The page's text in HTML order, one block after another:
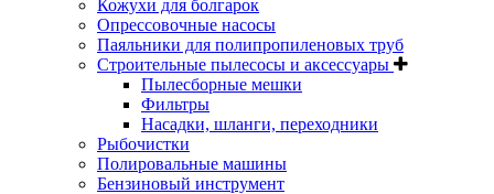
Кожухи для болгарок
Опрессовочные насосы
Паяльники для полипропиленовых труб
Строительные пылесосы и аксессуары
Пылесборные мешки
Фильтры
Насадки, шланги, переходники
Рыбочистки
Полировальные машины
Бензиновый инструмент